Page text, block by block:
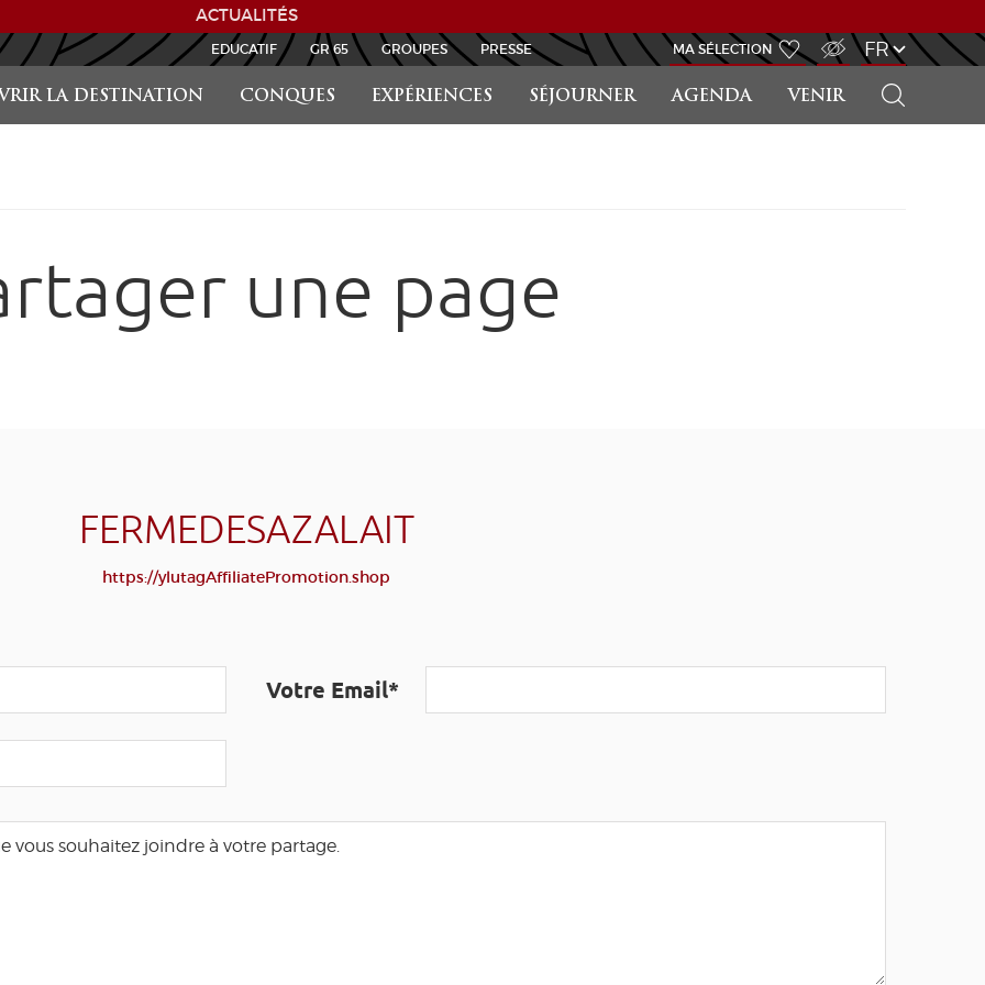
ACTUALITÉS
LA DESTINATION CONQUES EXPÉRIENCES SÉJOURNER AGENDA VENIR
EDUCATIF GR 65 GROUPES PRESSE MA SÉLECTION FR
une page
FERMEDESAZALAIT
https://ylutagAffiliatePromotion.shop
Votre Email*